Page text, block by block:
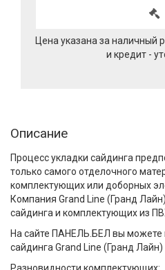
Цена указана за наличный
и кредит -
Описание
Процесс укладки сайдинга
только самого отделочного
комплектующих или доборных
Компания Grand Line (Гранд
сайдинга и комплектующих из
На сайте ПАНЕЛЬ.БЕЛ вы
сайдинга Grand Line (Гранд